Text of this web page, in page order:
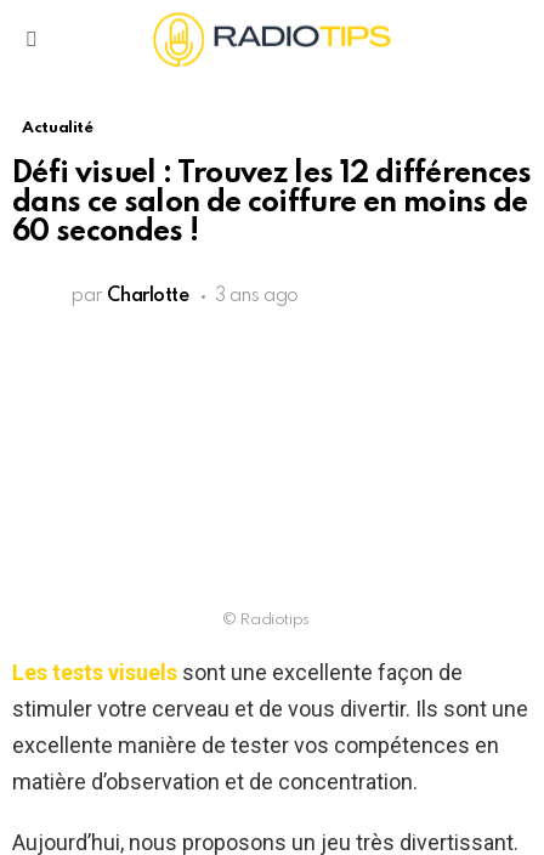
Actualité
Défi visuel : Trouvez les 12 différences
dans ce salon de coiffure en moins de
60 secondes !
par Charlotte 3 ans ago
© Radiotips
Les tests visuels sont une excellente façon de
stimuler votre cerveau et de vous divertir. Ils sont une
excellente manière de tester vos compétences en
matière d’observation et de concentration.
Aujourd’hui, nous proposons un jeu très divertissant.